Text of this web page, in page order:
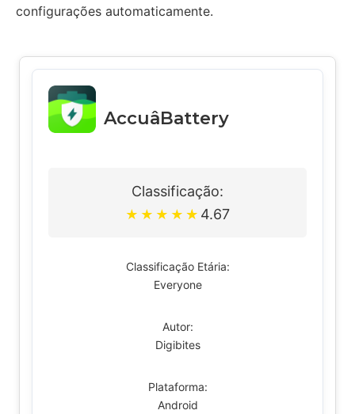
configurações automaticamente.
AccuâBattery
Classificação:
★ ★ ★ ★ ★ 4.67
Classificação Etária:
Everyone
Autor:
Digibites
Plataforma:
Android